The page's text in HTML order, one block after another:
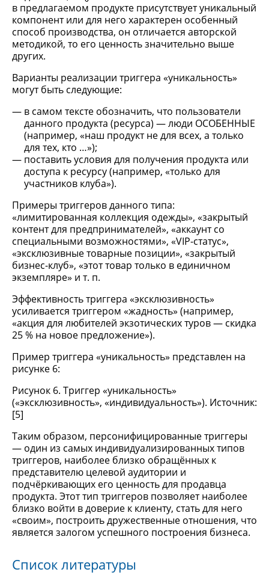
в предлагаемом продукте присутствует уникальный
компонент или для него характерен особенный
способ производства, он отличается авторской
методикой, то его ценность значительно выше
других.
Варианты реализации триггера «уникальность»
могут быть следующие:
в самом тексте обозначить, что пользователи
данного продукта (ресурса) — люди ОСОБЕННЫЕ
(например, «наш продукт не для всех, а только
для тех, кто …»);
поставить условия для получения продукта или
доступа к ресурсу (например, «только для
участников клуба»).
Примеры триггеров данного типа:
«лимитированная коллекция одежды», «закрытый
контент для предпринимателей», «аккаунт со
специальными возможностями», «VIP-статус»,
«эксклюзивные товарные позиции», «закрытый
бизнес-клуб», «этот товар только в единичном
экземпляре» и т. п.
Эффективность триггера «эксклюзивность»
усиливается триггером «жадность» (например,
«акция для любителей экзотических туров — скидка
25 % на новое предложение»).
Пример триггера «уникальность» представлен на
рисунке 6:
Рисунок 6. Триггер «уникальность»
(«эксклюзивность», «индивидуальность»). Источник:
[5]
Таким образом, персонифицированные триггеры
— один из самых индивидуализированных типов
триггеров, наиболее близко обращённых к
представителю целевой аудитории и
подчёркивающих его ценность для продавца
продукта. Этот тип триггеров позволяет наиболее
близко войти в доверие к клиенту, стать для него
«своим», построить дружественные отношения, что
является залогом успешного построения бизнеса.
Список литературы